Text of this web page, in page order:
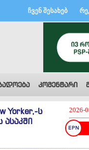
ჩვენ შესახებ
კომენტარი
2026-
Yorker,-ს